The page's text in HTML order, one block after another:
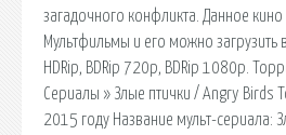
загадочного конфликта. Данное кино
Мультфильмы и его можно загрузить
HDRip, BDRip 720p, BDRip 1080p.
Сериалы » Злые птички / Angry Birds
2015 году Название мульт-сериала: